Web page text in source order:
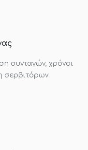
συνταγών, χρόνοι
σερβιτόρων.